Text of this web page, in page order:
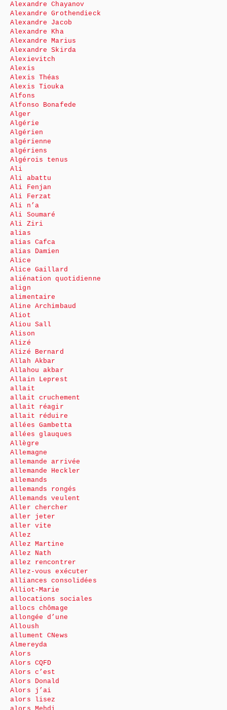
Alexandre Chayanov
Alexandre Grothendieck
Alexandre Jacob
Alexandre Kha
Alexandre Marius
Alexandre Skirda
Alexievitch
Alexis
Alexis Théas
Alexis Tiouka
Alfons
Alfonso Bonafede
Alger
Algérie
Algérien
algérienne
algériens
Algérois tenus
Ali
Ali abattu
Ali Fenjan
Ali Ferzat
Ali n’a
Ali Soumaré
Ali Ziri
alias
alias Cafca
alias Damien
Alice
Alice Gaillard
aliénation quotidienne
align
alimentaire
Aline Archimbaud
Aliot
Aliou Sall
Alison
Alizé
Alizé Bernard
Allah Akbar
Allahou akbar
Allain Leprest
allait
allait cruchement
allait réagir
allait réduire
allées Gambetta
allées glauques
Allègre
Allemagne
allemande arrivée
allemande Heckler
allemands
allemands rongés
Allemands veulent
Aller chercher
aller jeter
aller vite
Allez
Allez Martine
Allez Nath
allez rencontrer
Allez-vous exécuter
alliances consolidées
Alliot-Marie
allocations sociales
allocs chômage
allongée d’une
Alloush
allument CNews
Almereyda
Alors
Alors CQFD
Alors c’est
Alors Donald
Alors j’ai
alors lisez